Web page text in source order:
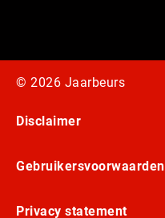
© 2026 Jaarbeurs
Disclaimer
Gebruikersvoorwaarden
Privacy statement